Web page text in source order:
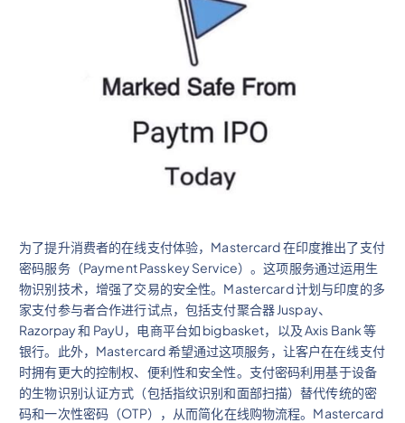
为了提升消费者的在线支付体验，Mastercard 在印度推出了支付
密码服务（Payment Passkey Service）。这项服务通过运用生
物识别技术，增强了交易的安全性。Mastercard 计划与印度的多
家支付参与者合作进行试点，包括支付聚合器 Juspay、
Razorpay 和 PayU，电商平台如 bigbasket，以及 Axis Bank 等
银行。此外，Mastercard 希望通过这项服务，让客户在在线支付
时拥有更大的控制权、便利性和安全性。支付密码利用基于设备
的生物识别认证方式（包括指纹识别和面部扫描）替代传统的密
码和一次性密码（OTP），从而简化在线购物流程。Mastercard